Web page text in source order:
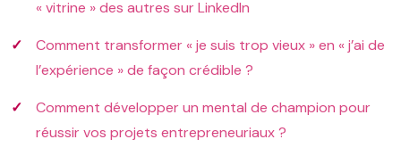
« vitrine » des autres sur LinkedIn
Comment transformer « je suis trop vieux » en « j’ai de
l’expérience » de façon crédible ?
Comment développer un mental de champion pour
réussir vos projets entrepreneuriaux ?